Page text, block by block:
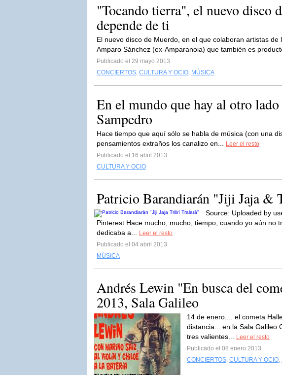
"Tocando tierra", el nuevo disco
depende de ti
El nuevo disco de Muerdo, en el que colaboran artistas de
Amparo Sánchez (ex-Amparanoia) que también es
Publicado el 29 mayo 2013
CONCIERTOS, CULTURA Y OCIO, MÚSICA
En el mundo que hay al otro
Sampedro
Hace tiempo que aquí sólo se habla de música (con una
pensamientos extraños los canalizo en...
Leer el resto
Publicado el 16 abril 2013
CULTURA Y OCIO
Patricio Barandiarán "Jiji Jaja &
Source: Uploaded by
Pinterest Hace mucho, mucho, tiempo, cuando yo aún no
dedicaba a...
Leer el resto
Publicado el 04 abril 2013
MÚSICA
Andrés Lewin "En busca del
2013, Sala Galileo
14 de enero.... el cometa
distancia... en la Sala Galileo
tres valientes...
Leer el resto
Publicado el 08 enero 2013
CONCIERTOS, CULTURA Y OCIO,